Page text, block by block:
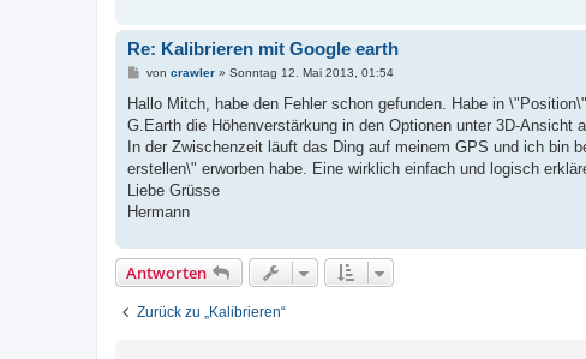
Re: Kalibrieren mit Google earth
B
i
r
a
von crawler» Sonntag 12. Mai 2013, 01:54
Hallo Mitch, habe den Fehler schon gefunden. Habe in
G.Earth die Höhenverstärkung in den Optionen unter 3D-Ansicht
In der Zwischenzeit läuft das Ding auf meinem GPS und ich bin
erstellen\" erworben habe. Eine wirklich einfach und logisch
Liebe Grüsse
Hermann
Antworten
Zurück zu „Kalibrieren“